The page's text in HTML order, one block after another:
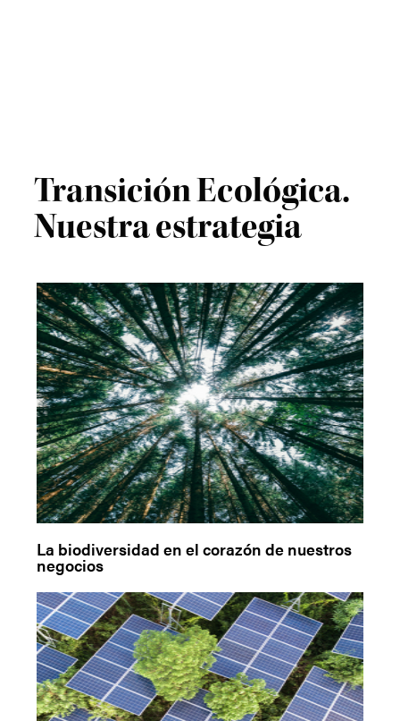
Transición Ecológica.
Nuestra estrategia
La biodiversidad en el corazón de nuestros
negocios